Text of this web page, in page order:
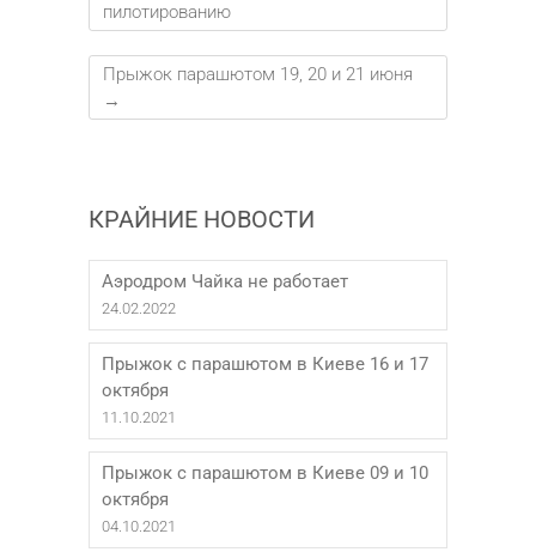
пилотированию
Прыжок парашютом 19, 20 и 21 июня
→
КРАЙНИЕ НОВОСТИ
Аэродром Чайка не работает
24.02.2022
Прыжок с парашютом в Киеве 16 и 17
октября
11.10.2021
Прыжок с парашютом в Киеве 09 и 10
октября
04.10.2021